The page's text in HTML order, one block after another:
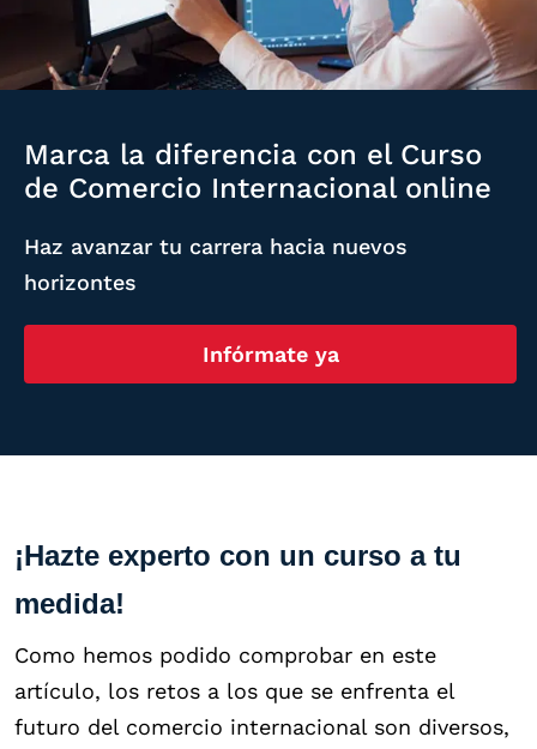
Marca la diferencia con el Curso
de Comercio Internacional online
Haz avanzar tu carrera hacia nuevos
horizontes
Infórmate ya
¡Hazte experto con un curso a tu
medida!
Como hemos podido comprobar en este
artículo, los retos a los que se enfrenta el
futuro del comercio internacional son diversos,